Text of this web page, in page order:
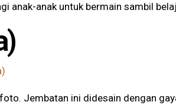
anak-anak untuk bermain sambil
Jembatan ini didesain dengan